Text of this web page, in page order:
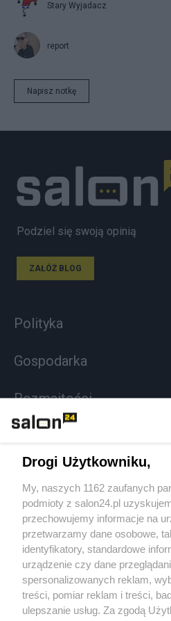
Stary Wyjadacz
report
Napisz notkę
Podziel się swoją opinią
ZAŁÓŻ BLOG
Polityka
Gospodarka
Rozmaitości
Sport
Społeczeństwo
Kultura
X Facebook
Drogi Użytkowniku,
My, naszych 1162 zaufanych
podmioty z salon24.pl
przechowujemy informacje na
przetwarzamy dane osobowe,
identyfikatory, standardowe
urządzenie czy dane
spersonalizowanych reklam,
treści, pomiar reklam i treści,
ulepszanie usług. Za zgodą